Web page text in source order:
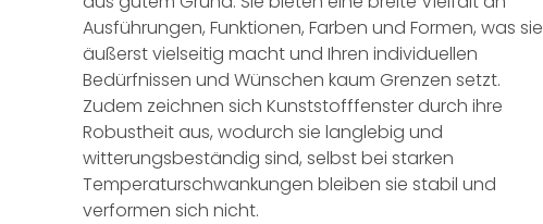
Ausführungen, Funktionen, Farben und Formen, was sie
äußerst vielseitig macht und Ihren individuellen
Bedürfnissen und Wünschen kaum Grenzen setzt.
Zudem zeichnen sich Kunststofffenster durch ihre
Robustheit aus, wodurch sie langlebig und
witterungsbeständig sind, selbst bei starken
Temperaturschwankungen bleiben sie stabil und
verformen sich nicht.